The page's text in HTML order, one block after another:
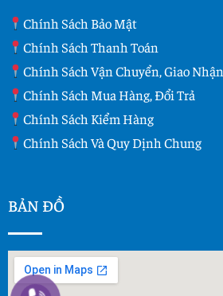
Chính Sách Bảo Mật
Chính Sách Thanh Toán
Chính Sách Vận Chuyển, Giao Nhận
Chính Sách Mua Hàng, Đổi Trả
Chính Sách Kiểm Hàng
Chính Sách Và Quy Dịnh Chung
BẢN ĐỒ